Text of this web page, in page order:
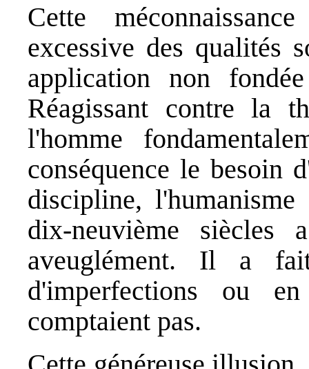
Cette
excessive des qualités
application non
Réagissant contre la
l'homme
conséquence le besoin
discipline,
dix-neuvième
aveuglément. Il a
d'imperfections ou
comptaient pas.